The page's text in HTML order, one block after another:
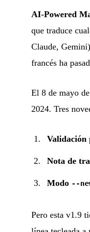
AI-Powered
que traduce
Claude,
francés ha
El 8 de mayo
2024. Tres
Validación
Nota de
Modo --
Pero esta v1.9